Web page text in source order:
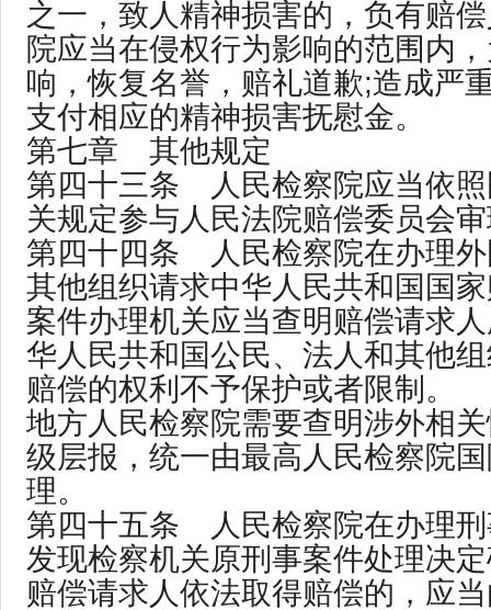
之一，致人精神损害的，负有赔
院应当在侵权行为影响的范围内
响，恢复名誉，赔礼道歉;造成严
支付相应的精神损害抚慰金。
第七章 其他规定
第四十三条 人民检察院应当依照
关规定参与人民法院赔偿委员会
第四十四条 人民检察院在办理外
其他组织请求中华人民共和国国
案件办理机关应当查明赔偿请求
华人民共和国公民、法人和其他
赔偿的权利不予保护或者限制。
地方人民检察院需要查明涉外相
级层报，统一由最高人民检察院
理。
第四十五条 人民检察院在办理刑
发现检察机关原刑事案件处理决
赔偿请求人依法取得赔偿的，应